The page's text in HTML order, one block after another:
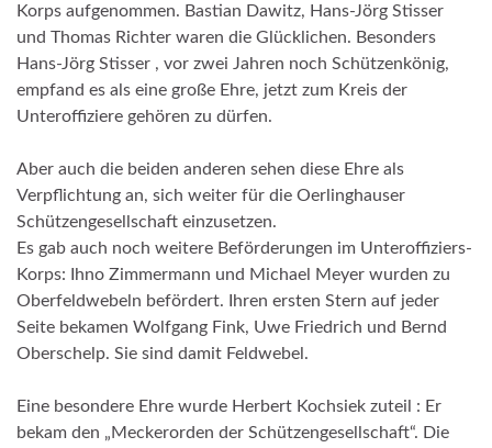
Korps aufgenommen. Bastian Dawitz, Hans-Jörg Stisser
und Thomas Richter waren die Glücklichen. Besonders
Hans-Jörg Stisser , vor zwei Jahren noch Schützenkönig,
empfand es als eine große Ehre, jetzt zum Kreis der
Unteroffiziere gehören zu dürfen.
Aber auch die beiden anderen sehen diese Ehre als
Verpflichtung an, sich weiter für die Oerlinghauser
Schützengesellschaft einzusetzen.
Es gab auch noch weitere Beförderungen im Unteroffiziers-
Korps: Ihno Zimmermann und Michael Meyer wurden zu
Oberfeldwebeln befördert. Ihren ersten Stern auf jeder
Seite bekamen Wolfgang Fink, Uwe Friedrich und Bernd
Oberschelp. Sie sind damit Feldwebel.
Eine besondere Ehre wurde Herbert Kochsiek zuteil : Er
bekam den „Meckerorden der Schützengesellschaft“. Die